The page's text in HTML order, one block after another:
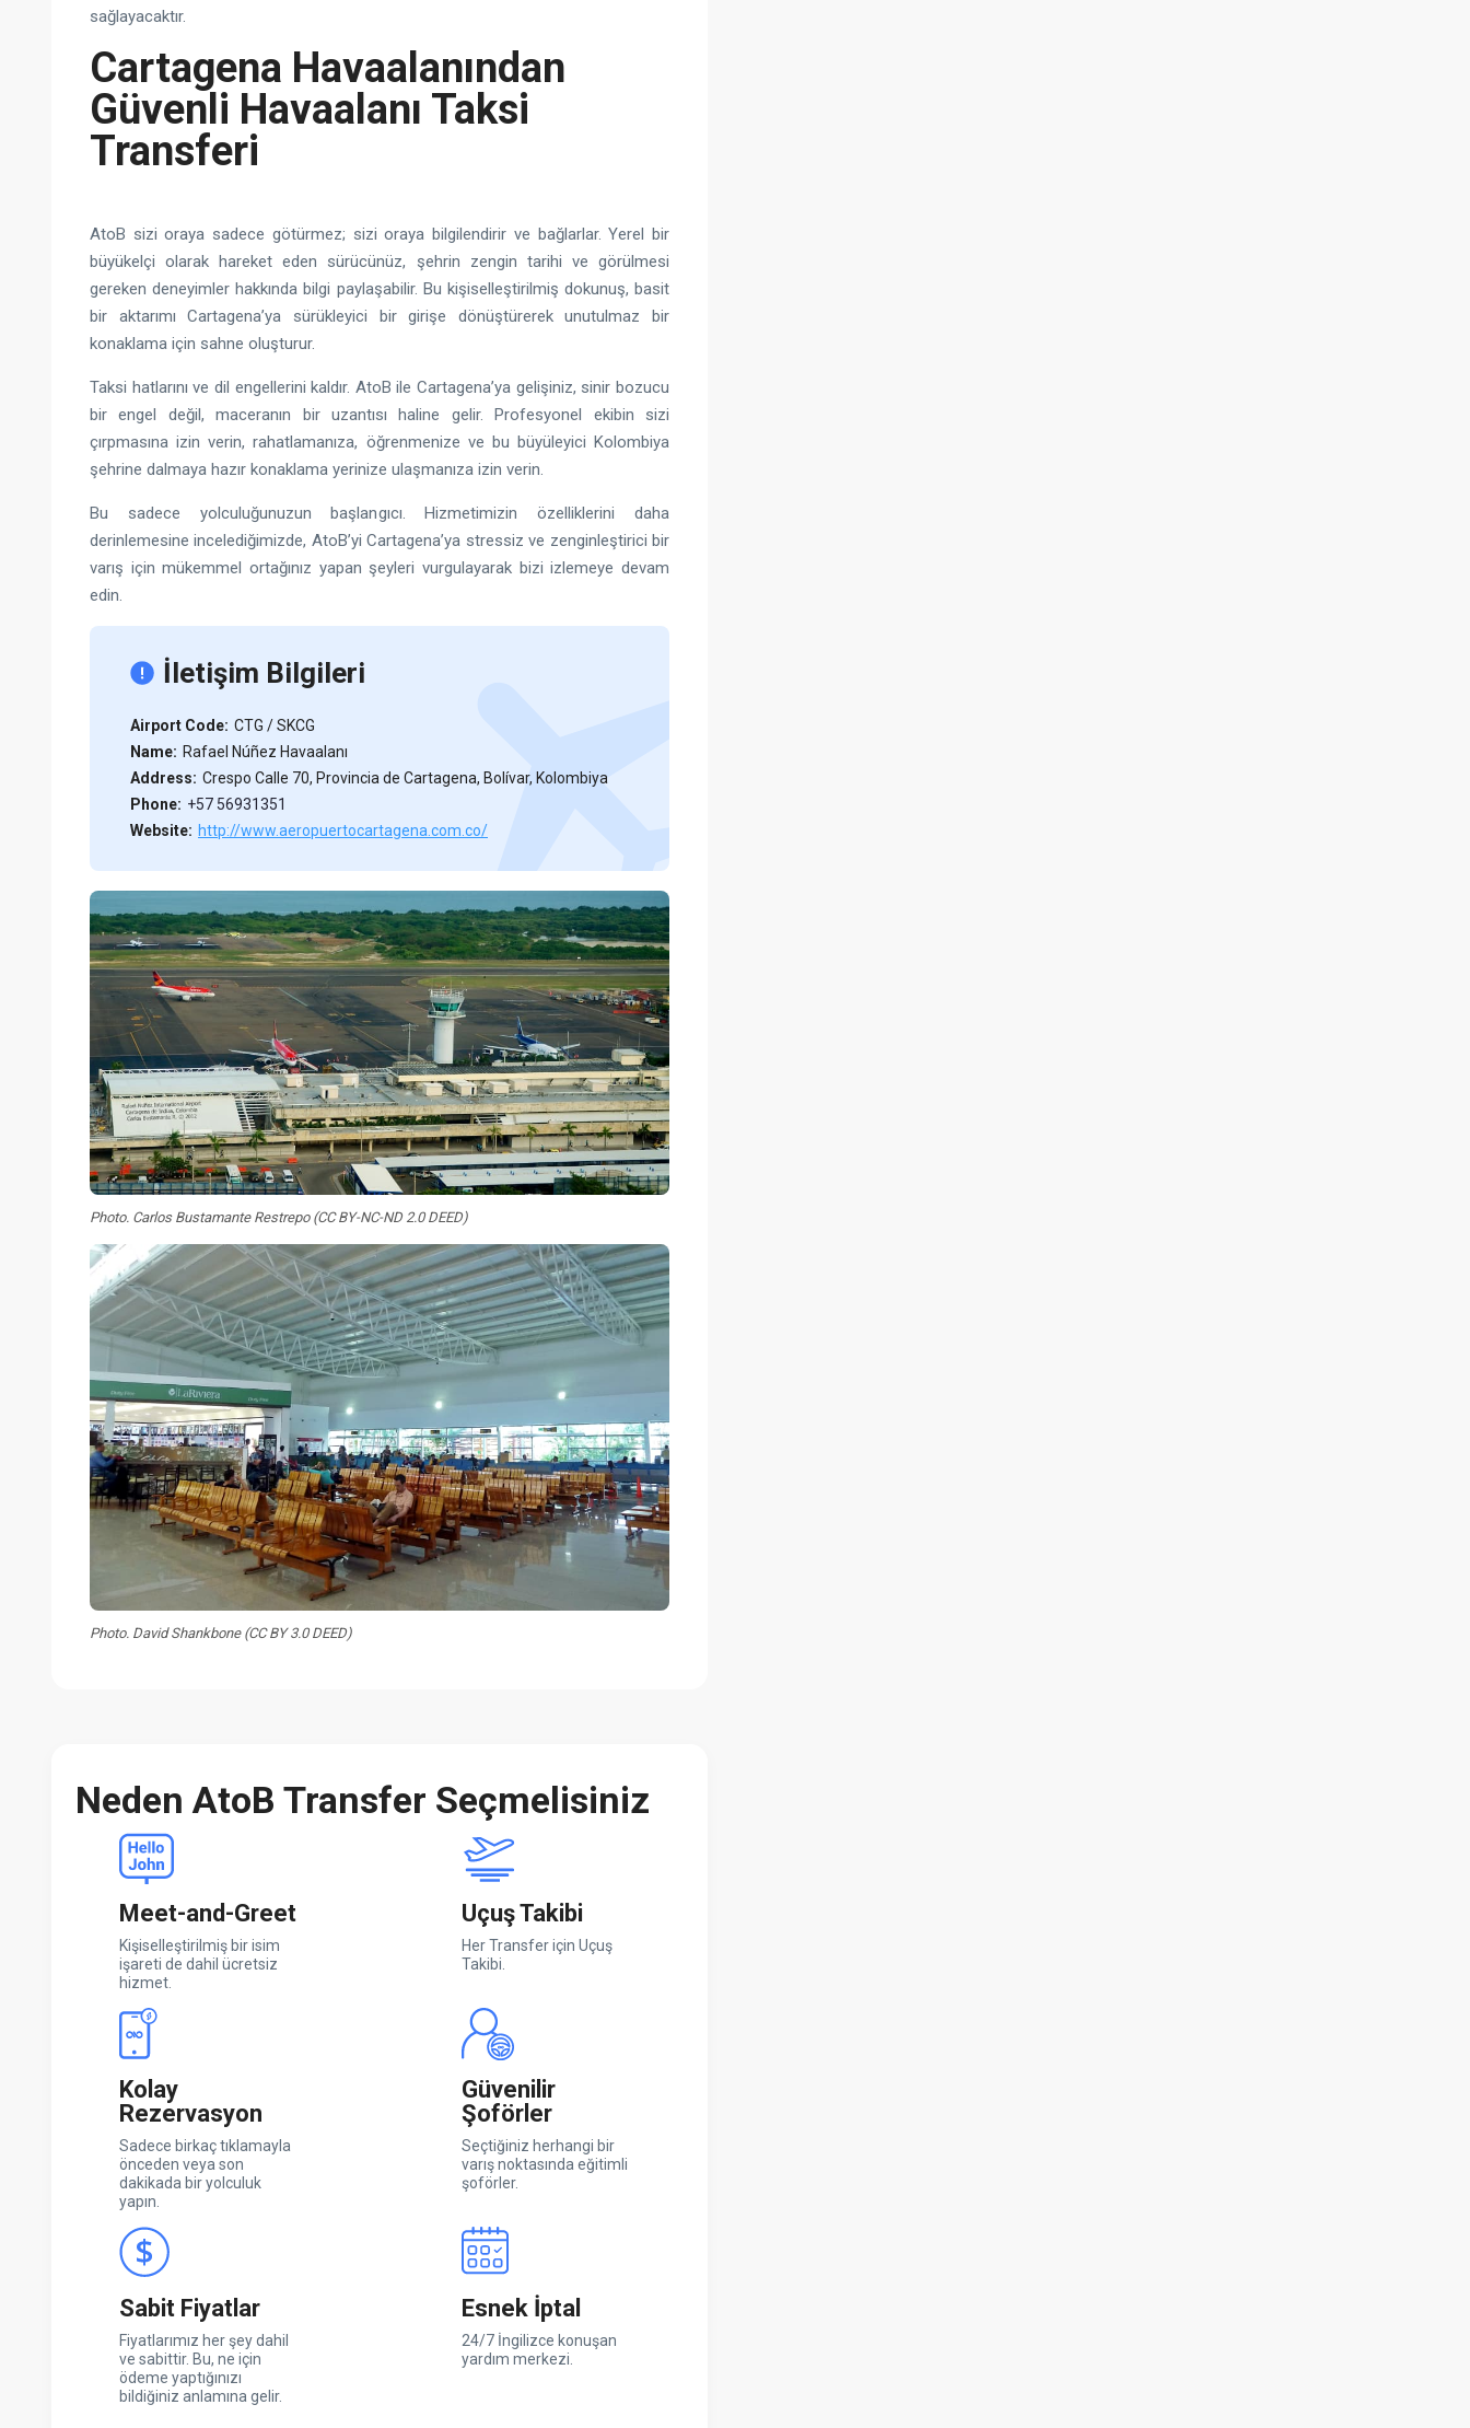
sağlayacaktır.
Cartagena Havaalanından
Güvenli Havaalanı Taksi
Transferi
AtoB sizi oraya sadece götürmez; sizi oraya bilgilendirir ve bağlarlar. Yerel bir
büyükelçi olarak hareket eden sürücünüz, şehrin zengin tarihi ve görülmesi
gereken deneyimler hakkında bilgi paylaşabilir. Bu kişiselleştirilmiş dokunuş, basit
bir aktarımı Cartagena’ya sürükleyici bir girişe dönüştürerek unutulmaz bir
konaklama için sahne oluşturur.
Taksi hatlarını ve dil engellerini kaldır. AtoB ile Cartagena’ya gelişiniz, sinir bozucu
bir engel değil, maceranın bir uzantısı haline gelir. Profesyonel ekibin sizi
çırpmasına izin verin, rahatlamanıza, öğrenmenize ve bu büyüleyici Kolombiya
şehrine dalmaya hazır konaklama yerinize ulaşmanıza izin verin.
Bu sadece yolculuğunuzun başlangıcı. Hizmetimizin özelliklerini daha
derinlemesine incelediğimizde, AtoB’yi Cartagena’ya stressiz ve zenginleştirici bir
varış için mükemmel ortağınız yapan şeyleri vurgulayarak bizi izlemeye devam
edin.
İletişim Bilgileri
Airport Code: CTG / SKCG
Name: Rafael Núñez Havaalanı
Address: Crespo Calle 70, Provincia de Cartagena, Bolívar, Kolombiya
Phone: +57 56931351
Website: http://www.aeropuertocartagena.com.co/
Photo. Carlos Bustamante Restrepo (CC BY-NC-ND 2.0 DEED)
Photo. David Shankbone (CC BY 3.0 DEED)
Neden AtoB Transfer Seçmelisiniz
Meet-and-Greet
Kişiselleştirilmiş bir isim
işareti de dahil ücretsiz
hizmet.
Uçuş Takibi
Her Transfer için Uçuş
Takibi.
Kolay
Rezervasyon
Sadece birkaç tıklamayla
önceden veya son
dakikada bir yolculuk
yapın.
Güvenilir
Şoförler
Seçtiğiniz herhangi bir
varış noktasında eğitimli
şoförler.
Sabit Fiyatlar
Fiyatlarımız her şey dahil
ve sabittir. Bu, ne için
ödeme yaptığınızı
bildiğiniz anlamına gelir.
Esnek İptal
24/7 İngilizce konuşan
yardım merkezi.